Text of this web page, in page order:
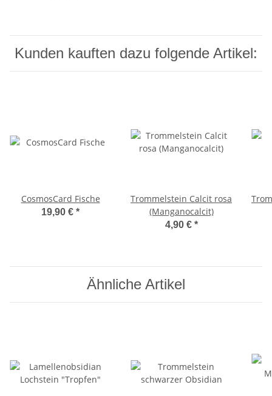
Kunden kauften dazu folgende Artikel:
CosmosCard Fische
19,90 € *
Trommelstein Calcit rosa
(Manganocalcit)
4,90 € *
Ähnliche Artikel